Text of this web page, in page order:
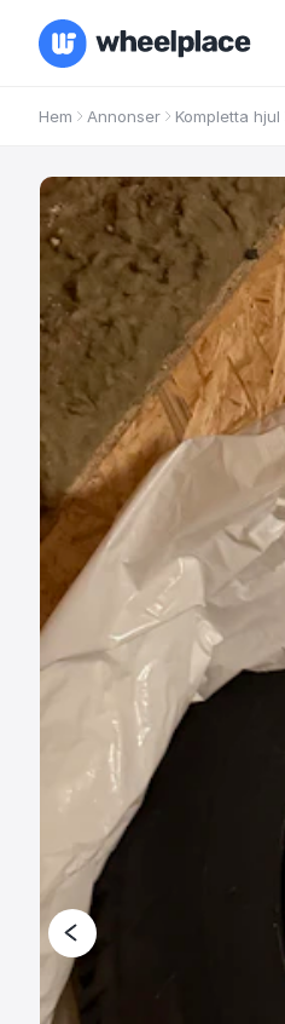
Hem Annonser Kompletta hjul